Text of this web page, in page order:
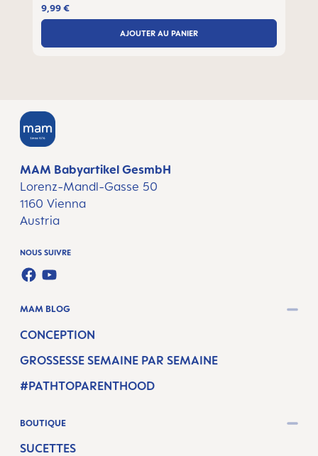
9,99 €
AJOUTER AU PANIER
MAM Babyartikel GesmbH
Lorenz-Mandl-Gasse 50
1160 Vienna
Austria
NOUS SUIVRE
FACEBOOK
YOUTUBE
MAM BLOG
CONCEPTION
GROSSESSE SEMAINE PAR SEMAINE
#PATHTOPARENTHOOD
BOUTIQUE
SUCETTES